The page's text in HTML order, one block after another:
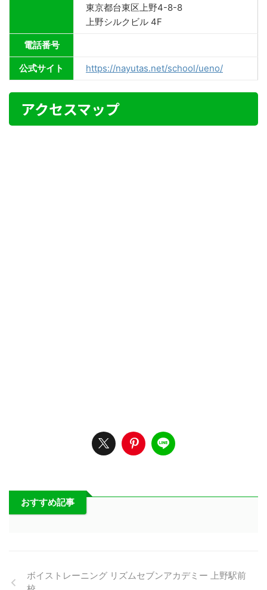
東京都台東区上野4-8-8
上野シルクビル 4F
電話番号
公式サイト https://nayutas.net/school/ueno/
アクセスマップ
おすすめ記事
ボイストレーニング リズムセブンアカデミー 上野駅前